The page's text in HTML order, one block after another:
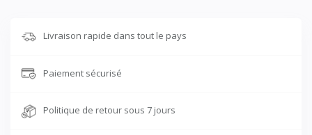
Livraison rapide dans tout le pays
Paiement sécurisé
Politique de retour sous 7 jours